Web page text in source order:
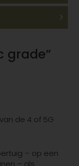
grade”
de 4 of 5G
– op een
– als